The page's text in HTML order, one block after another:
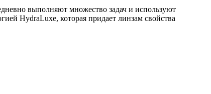
выполняют множество задач и используют
HydraLuxe, которая придает линзам свойства